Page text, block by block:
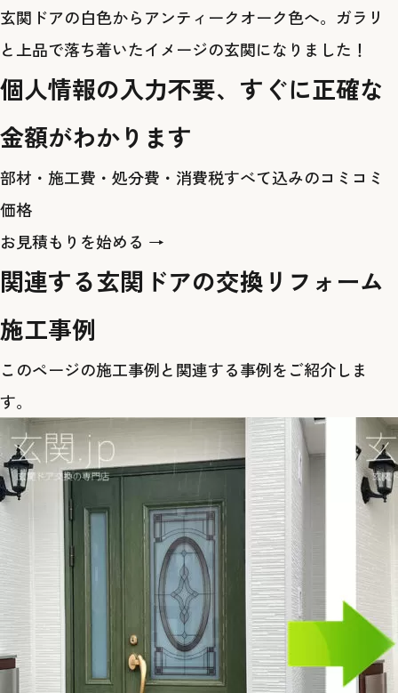
玄関ドアの白色からアンティークオーク色へ。ガラリ
と上品で落ち着いたイメージの玄関になりました！
個人情報の入力不要、すぐに正確な
金額がわかります
部材・施工費・処分費・消費税すべて込みのコミコミ
価格
お見積もりを始める →
関連する玄関ドアの交換リフォーム
施工事例
このページの施工事例と関連する事例をご紹介しま
す。